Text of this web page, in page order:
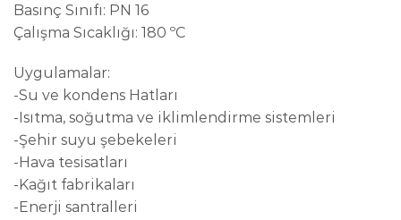
Basınç Sınıfı: PN 16
Çalışma Sıcaklığı: 180 ºC
Uygulamalar:
-Su ve kondens Hatları
-Isıtma, soğutma ve iklimlendirme sistemleri
-Şehir suyu şebekeleri
-Hava tesisatları
-Kağıt fabrikaları
-Enerji santralleri